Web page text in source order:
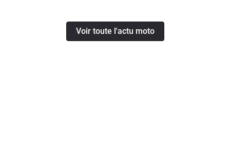
Voir toute l'actu moto